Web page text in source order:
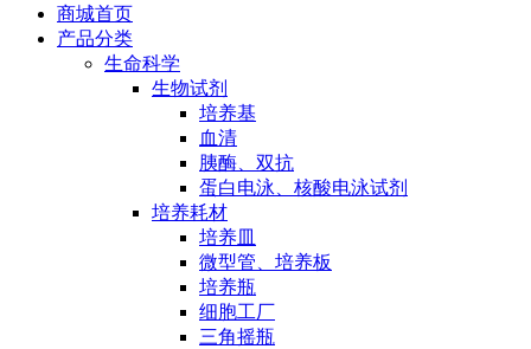
商城首页
产品分类
生命科学
生物试剂
培养基
血清
胰酶、双抗
蛋白电泳、核酸电泳试剂
培养耗材
培养皿
微型管、培养板
培养瓶
细胞工厂
三角摇瓶